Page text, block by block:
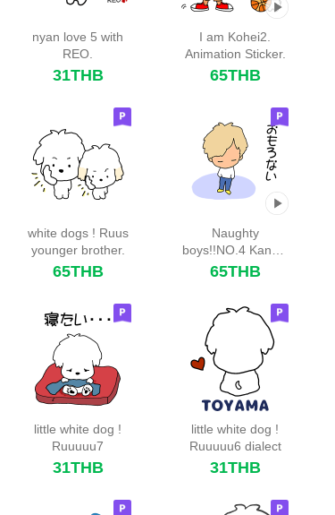
nyan love 5 with
REO.
31THB
I am Kohei2.
Animation Sticker.
65THB
white dogs ! Ruus
younger brother.
65THB
Naughty
boys!!NO.4 Kansai
dialect
65THB
little white dog !
Ruuuuu7
31THB
little white dog !
Ruuuuu6 dialect
31THB